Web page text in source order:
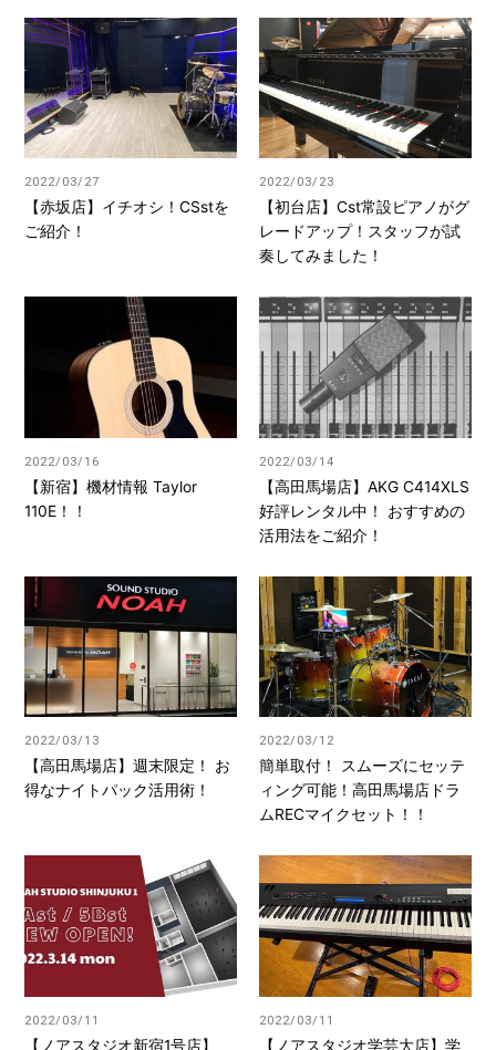
2022/03/27
【赤坂店】イチオシ！CSstを
ご紹介！
2022/03/23
【初台店】Cst常設ピアノがグ
レードアップ！スタッフが試
奏してみました！
2022/03/16
【新宿】機材情報 Taylor
110E！！
2022/03/14
【高田馬場店】AKG C414XLS
好評レンタル中！ おすすめの
活用法をご紹介！
2022/03/13
【高田馬場店】週末限定！ お
得なナイトパック活用術！
2022/03/12
簡単取付！ スムーズにセッテ
ィング可能！高田馬場店ドラ
ムRECマイクセット！！
2022/03/11
【ノアスタジオ新宿1号店】
2022/03/11
【ノアスタジオ学芸大店】学